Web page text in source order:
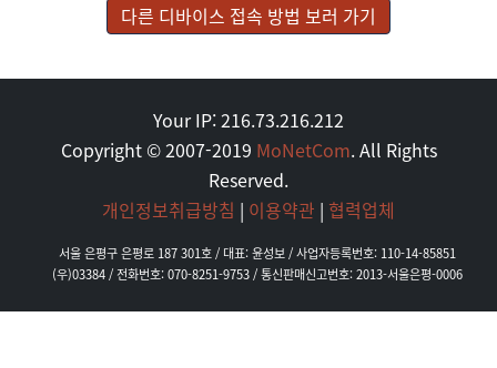
다른 디바이스 접속 방법 보러 가기
Your IP: 216.73.216.212
Copyright © 2007-2019 MoNetCom. All Rights
Reserved.
개인정보취급방침 | 이용약관 | 협력업체
서울 은평구 은평로 187 301호 / 대표: 윤성보 / 사업자등록번호: 110-14-85851
(우)03384 / 전화번호: 070-8251-9753 / 통신판매신고번호: 2013-서울은평-0006